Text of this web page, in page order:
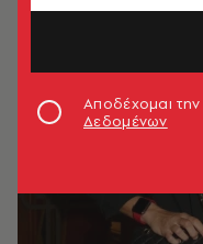
Αποδέχομαι την
Δεδομένων